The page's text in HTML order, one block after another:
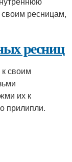
своим ресницам,
ресниц
своим
их к
прилипли.